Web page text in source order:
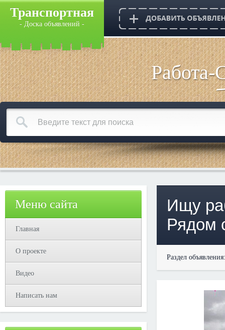
Транспортная
- Доска объявлений -
Меню сайта
Главная
О проекте
Видео
Написать нам
Ищу
Рядом
Раздел